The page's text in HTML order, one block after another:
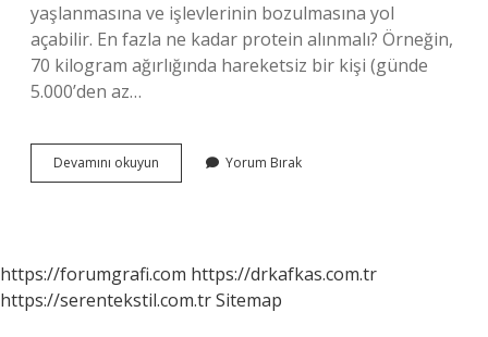
yaşlanmasına ve işlevlerinin bozulmasına yol
açabilir. En fazla ne kadar protein alınmalı? Örneğin,
70 kilogram ağırlığında hareketsiz bir kişi (günde
5.000’den az…
Devamını okuyun
Protein
Yorum Bırak
https://forumgrafi.com https://drkafkas.com.tr
https://serentekstil.com.trSitemap